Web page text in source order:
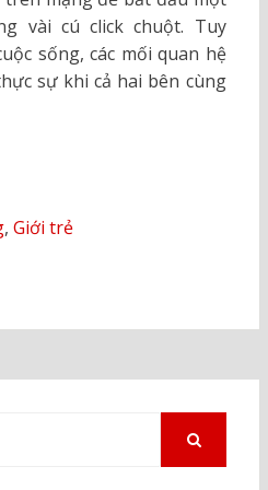
vài cú click chuột. Tuy
sống, các mối quan hệ
sự khi cả hai bên cùng
, Giới trẻ